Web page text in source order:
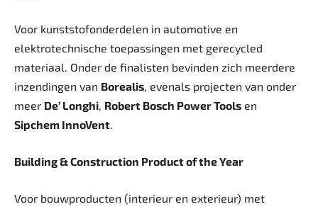
Voor kunststofonderdelen in automotive en
elektrotechnische toepassingen met gerecycled
materiaal. Onder de finalisten bevinden zich meerdere
inzendingen van Borealis, evenals projecten van onder
meer De’ Longhi, Robert Bosch Power Tools en
Sipchem InnoVent.
Building & Construction Product of the Year
Voor bouwproducten (interieur en exterieur) met